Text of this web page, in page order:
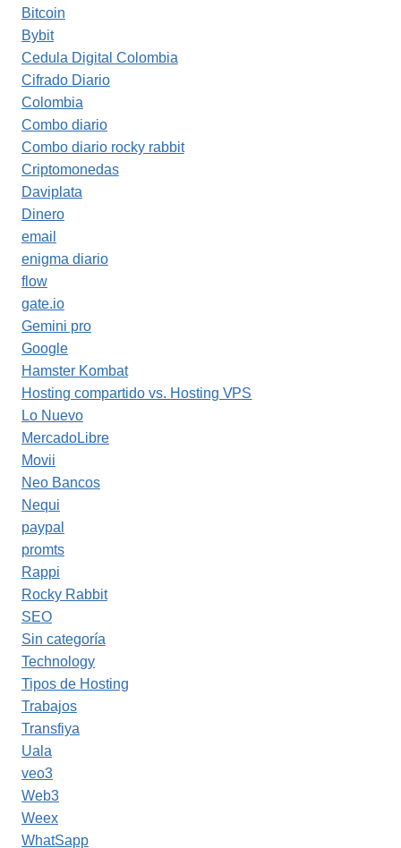
Bitcoin
Bybit
Cedula Digital Colombia
Cifrado Diario
Colombia
Combo diario
Combo diario rocky rabbit
Criptomonedas
Daviplata
Dinero
email
enigma diario
flow
gate.io
Gemini pro
Google
Hamster Kombat
Hosting compartido vs. Hosting VPS
Lo Nuevo
MercadoLibre
Movii
Neo Bancos
Nequi
paypal
promts
Rappi
Rocky Rabbit
SEO
Sin categoría
Technology
Tipos de Hosting
Trabajos
Transfiya
Uala
veo3
Web3
Weex
WhatSapp